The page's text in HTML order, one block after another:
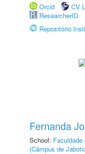
Orcid
CV
ResearcherID
Repositório
Fernanda
School:
(Câmpus de